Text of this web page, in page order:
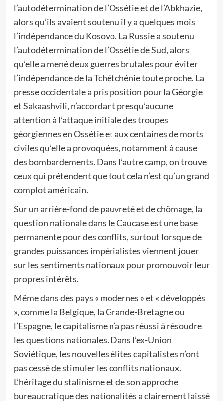
l’autodétermination de l’Ossétie et de l’Abkhazie,
alors qu’ils avaient soutenu il y a quelques mois
l’indépendance du Kosovo. La Russie a soutenu
l’autodétermination de l’Ossétie de Sud, alors
qu’elle a mené deux guerres brutales pour éviter
l’indépendance de la Tchétchénie toute proche. La
presse occidentale a pris position pour la Géorgie
et Sakaashvili, n’accordant presqu’aucune
attention à l’attaque initiale des troupes
géorgiennes en Ossétie et aux centaines de morts
civiles qu’elle a provoquées, notamment à cause
des bombardements. Dans l’autre camp, on trouve
ceux qui prétendent que tout cela n’est qu’un grand
complot américain.
Sur un arrière-fond de pauvreté et de chômage, la
question nationale dans le Caucase est une base
permanente pour des conflits, surtout lorsque de
grandes puissances impérialistes viennent jouer
sur les sentiments nationaux pour promouvoir leur
propres intérêts.
Même dans des pays « modernes » et « développés
», comme la Belgique, la Grande-Bretagne ou
l’Espagne, le capitalisme n’a pas réussi à résoudre
les questions nationales. Dans l’ex-Union
Soviétique, les nouvelles élites capitalistes n’ont
pas cessé de stimuler les conflits nationaux.
L’héritage du stalinisme et de son approche
bureaucratique des nationalités a clairement laissé